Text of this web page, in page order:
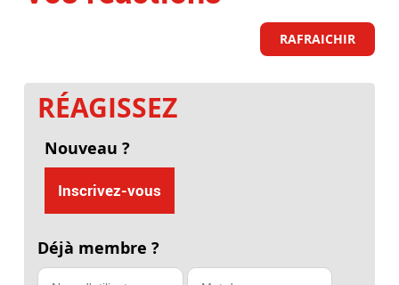
RAFRAICHIR
RÉAGISSEZ
Nouveau ?
Inscrivez-vous
Déjà membre ?